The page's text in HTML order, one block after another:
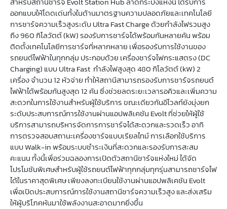
ออกแบบให้โดดเด่นทั้งในด้านมาตรฐานความปลอดภัยและเทคโนโลยี
การชาร์จความเร็วสูงระดับ Ultra Fast Charge ด้วยกำลังไฟรวมสูง
ถึง 960 กิโลวัตต์ (kW) รองรับการชาร์จได้พร้อมกันหลายคัน พร้อม
ติดตั้งเทคโนโลยีการชาร์จที่หลากหลาย เพื่อรองรับการใช้งานของ
รถยนต์ไฟฟ้าในทุกกลุ่ม ประกอบด้วย เครื่องชาร์จไฟกระแสตรง (DC
Charging) แบบ Ultra Fast กำลังไฟสูงสุด 480 กิโลวัตต์ (kW) 2
เครื่อง จำนวน 12 หัวจ่าย ทำให้สถานีสามารถรองรับการชาร์จรถยนต์
ไฟฟ้าได้พร้อมกันสูงสุด 12 คัน ซึ่งช่วยลดระยะเวลารอคิวและเพิ่มความ
สะดวกในการใช้งานสำหรับผู้ใช้บริการ ขณะเดียวกันอีโวลท์ยังมุ่งยก
ระดับประสบการณ์การใช้งานผ่านแอปพลิเคชัน Evolt ที่ช่วยให้ผู้ใช้
บริการสามารถบริหารจัดการการชาร์จได้สะดวกและรวดเร็ว อาทิ
การตรวจสอบสถานะเครื่องชาร์จแบบเรียลไทม์ การเลือกใช้บริการ
แบบ Walk-in พร้อมระบบชำระเงินที่สะดวกและรองรับการสะสม
คะแนน ทั้งนี้เพื่อร่วมฉลองการเปิดตัวสถานีชาร์จแห่งใหม่ ได้จัด
โปรโมชันพิเศษสำหรับผู้ใช้รถยนต์ไฟฟ้าทุกกลุ่มทุกรุ่นสามารถชาร์จไฟ
ได้ในราคาสุดพิเศษ เพียงลงทะเบียนใช้งานผ่านแอปพลิเคชัน Evolt
เพื่อเปิดประสบการณ์การใช้งานสถานีชาร์จความเร็วสูง และส่งเสริม
ให้ผู้บริโภคหันมาใช้พลังงานสะอาดมากยิ่งขึ้น